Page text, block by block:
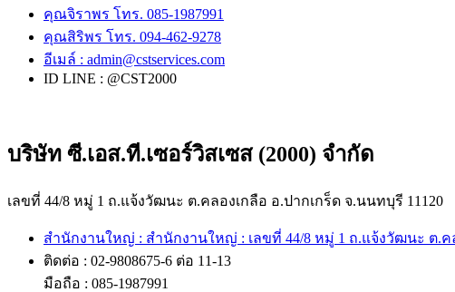
คุณจิราพร โทร. 085-1987991
คุณสิริพร โทร. 094-462-9278
อีเมล์ : admin@cstservices.com
ID LINE : @CST2000
บริษัท ซี.เอส.ที.เซอร์วิสเซส (2000) จำกัด
เลขที่ 44/8 หมู่ 1 ถ.แจ้งวัฒนะ ต.คลองเกลือ อ.ปากเกร็ด จ.นนทบุรี 11120
สำนักงานใหญ่ : สำนักงานใหญ่ : เลขที่ 44/8 หมู่ 1 ถ.แจ้งวัฒนะ ต.ค
ติดต่อ : 02-9808675-6 ต่อ 11-13
มือถือ : 085-1987991